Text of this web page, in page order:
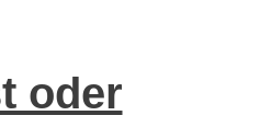
oder